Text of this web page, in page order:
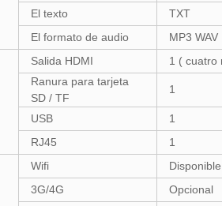
El texto
TXT
El formato de audio
MP3 WAV
Salida HDMI
1 ( cuatro
Ranura para tarjeta
SD / TF
1
USB
1
RJ45
1
Wifi
Disponible
3G/4G
Opcional